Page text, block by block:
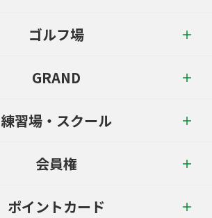
ゴルフ場
GRAND
練習場・スクール
会員権
ポイントカード